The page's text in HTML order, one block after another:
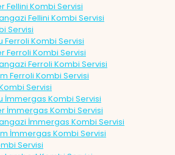
Fellini Kombi Servisi
Fellini Kombi Servisi
Servisi
Ferroli Kombi Servisi
Ferroli Kombi Servisi
Ferroli Kombi Servisi
Ferroli Kombi Servisi
Servisi
İmmergas Kombi Servisi
İmmergas Kombi Servisi
İmmergas Kombi Servisi
İmmergas Kombi Servisi
Servisi